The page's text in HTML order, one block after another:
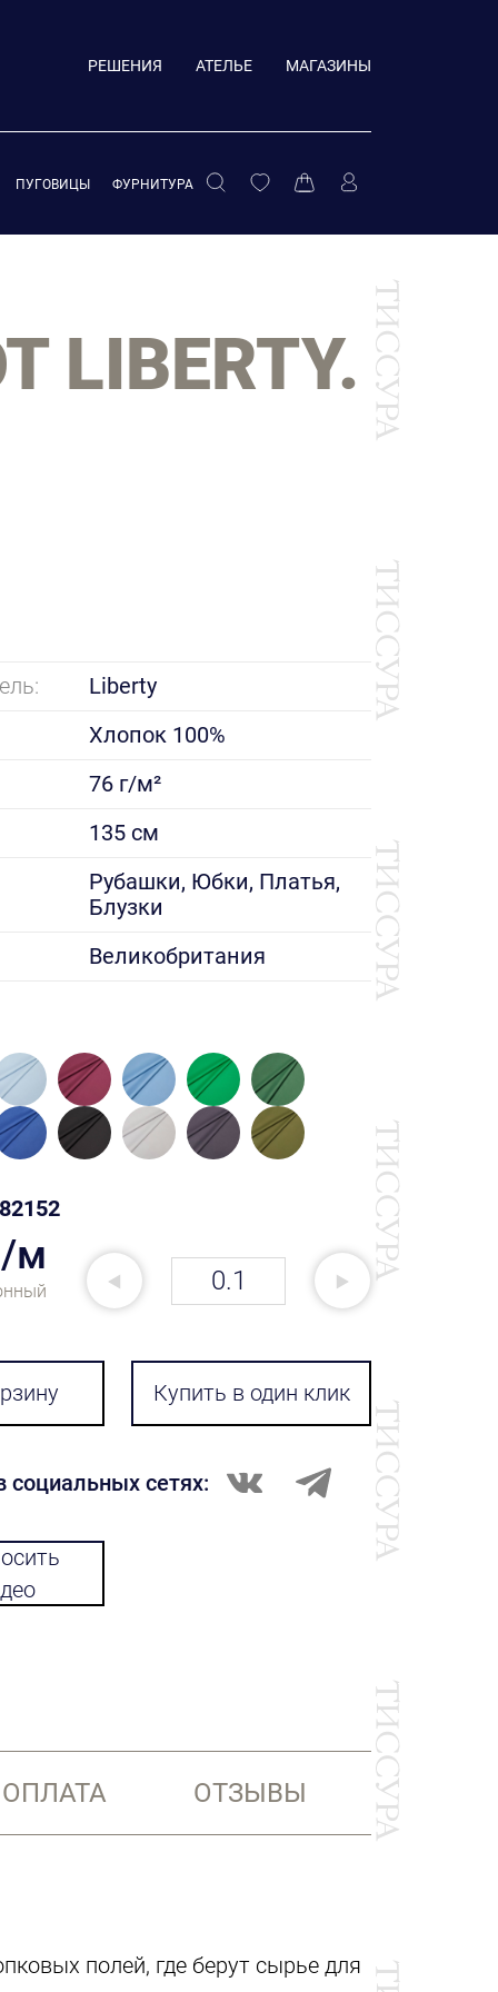
РЕШЕНИЯ АТЕЛЬЕ МАГАЗИНЫ
ПУГОВИЦЫ ФУРНИТУРА
LIBERTY.
Liberty
Хлопок 100%
76 г/м²
135 см
Рубашки, Юбки, Платья,
Блузки
Великобритания
м
Купить в один клик
социальных сетях:
ОТЗЫВЫ
полей, где берут сырье для